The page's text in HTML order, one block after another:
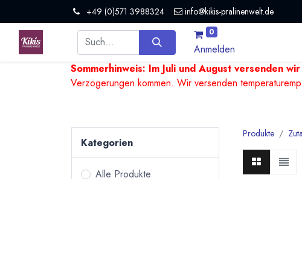
+49 (0)571 3988324 info@kikis-pralinenwelt.de
0
Anmelden
Sommerhinweis: Im Juli und August versenden
Verzögerungen kommen. Wir versenden
Kategorien
Alle Produkte
Produkte
Germany.
leckere